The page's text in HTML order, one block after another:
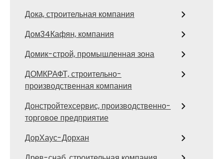
Дока, строительная компания
Дом34Кафян, компания
Домик-строй, промышленная зона
ДОМКРАФТ, строительно-
производственная компания
Донстройтехсервис, производственно-
торговое предприятие
ДорХаус-Дорхан